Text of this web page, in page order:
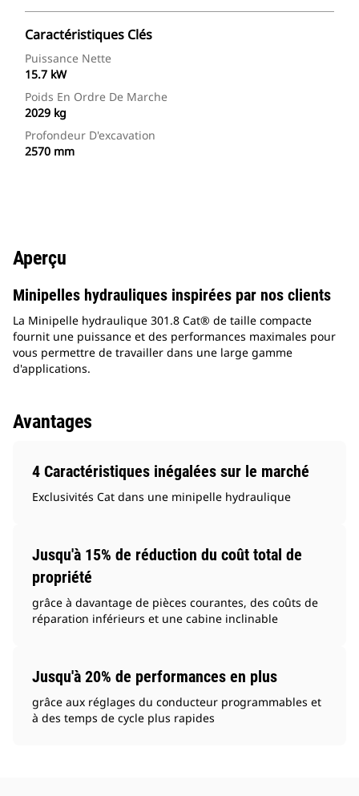
Caractéristiques Clés
Puissance Nette
15.7 kW
Poids En Ordre De Marche
2029 kg
Profondeur D'excavation
2570 mm
Aperçu
Minipelles hydrauliques inspirées par nos clients
La Minipelle hydraulique 301.8 Cat® de taille compacte
fournit une puissance et des performances maximales pour
vous permettre de travailler dans une large gamme
d'applications.
Avantages
4 Caractéristiques inégalées sur le marché
Exclusivités Cat dans une minipelle hydraulique
Jusqu'à 15% de réduction du coût total de
propriété
grâce à davantage de pièces courantes, des coûts de
réparation inférieurs et une cabine inclinable
Jusqu'à 20% de performances en plus
grâce aux réglages du conducteur programmables et
à des temps de cycle plus rapides